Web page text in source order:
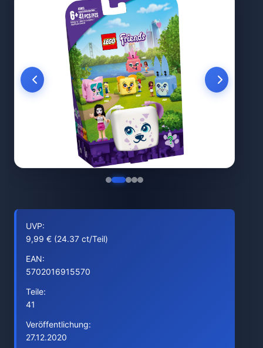
UVP:
9,99 € (24.37 ct/Teil)
EAN:
5702016915570
Teile:
41
Veröffentlichung:
27.12.2020